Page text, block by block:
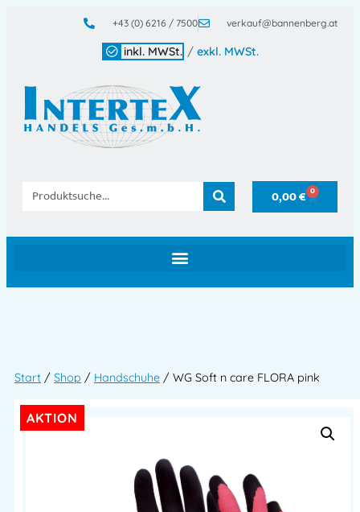
+43 (0) 6216 / 7500 verkauf@bannenberg.at
inkl. MWSt. / exkl. MWSt.
0,00€ 0
Start / Shop / Handschuhe / WG Soft n care FLORA pink
AKTION